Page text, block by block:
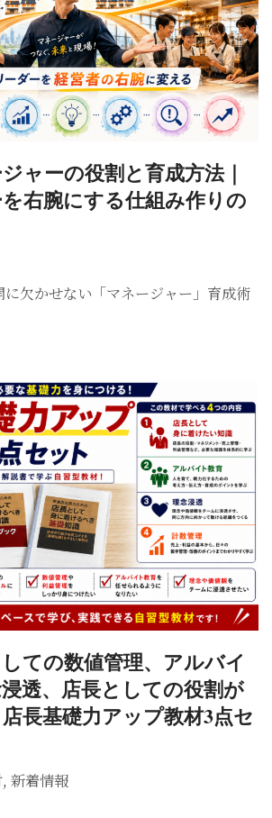
ャーの役割と育成方法｜
右腕にする仕組み作りの
に欠かせない「マネージャー」育成術
ての数値管理、アルバイ
透、店長としての役割が
長基礎力アップ教材3点セ
, 新着情報